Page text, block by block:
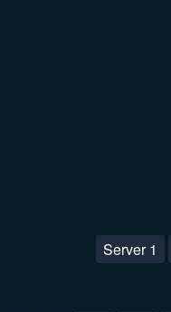
Server 1